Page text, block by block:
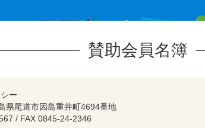
賛助会員名簿
ー
県尾道市因島重井町4694番地
/ FAX 0845-24-2346